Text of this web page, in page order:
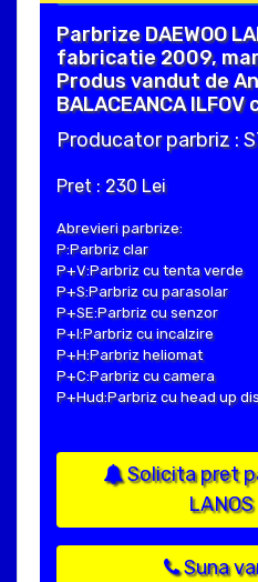
Parbrize DAEWOO
fabricatie 2009,
Produs vandut de
BALACEANCA
Producator parbriz :
Pret : 230 Lei
Abrevieri parbrize:
P:Parbriz clar
P+V:Parbriz cu tenta verde
P+S:Parbriz cu parasolar
P+SE:Parbriz cu senzor
P+I:Parbriz cu incalzire
P+H:Parbriz heliomat
P+C:Parbriz cu camera
P+Hud:Parbriz cu head up
Solicita pret
Suna